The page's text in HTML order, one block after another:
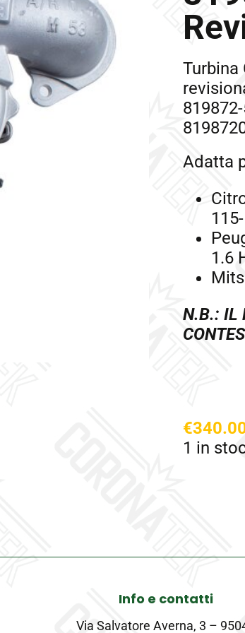
Turbina
Adatta
1.6
N.B.: IL
€
1 in
Info e contatti
Via Salvatore Averna, 3 –